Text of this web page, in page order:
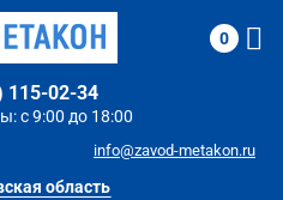
область
с 9:00 до 18:00
115-02-34
info@zavod-metakon.ru
0